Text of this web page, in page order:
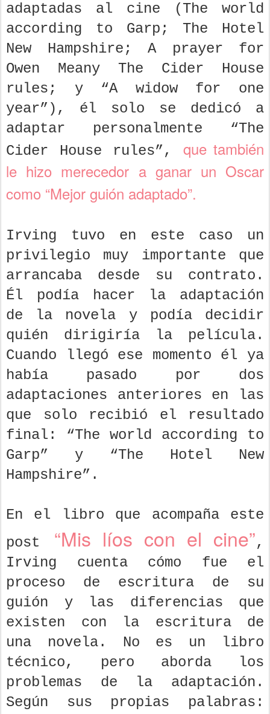
adaptadas al cine (The world
according to Garp; The Hotel
New Hampshire; A prayer for
Owen Meany The Cider House
rules; y “A widow for one
year”), él solo se dedicó a
adaptar personalmente “The
Cider House rules”, que también
le hizo merecedor a ganar un Oscar
como “Mejor guión adaptado”.
Irving tuvo en este caso un
privilegio muy importante que
arrancaba desde su contrato.
Él podía hacer la adaptación
de la novela y podía decidir
quién dirigiría la película.
Cuando llegó ese momento él ya
había pasado por dos
adaptaciones anteriores en las
que solo recibió el resultado
final: “The world according to
Garp” y “The Hotel New
Hampshire”.
En el libro que acompaña este
post “Mis líos con el cine”,
Irving cuenta cómo fue el
proceso de escritura de su
guión y las diferencias que
existen con la escritura de
una novela. No es un libro
técnico, pero aborda los
problemas de la adaptación.
Según sus propias palabras: